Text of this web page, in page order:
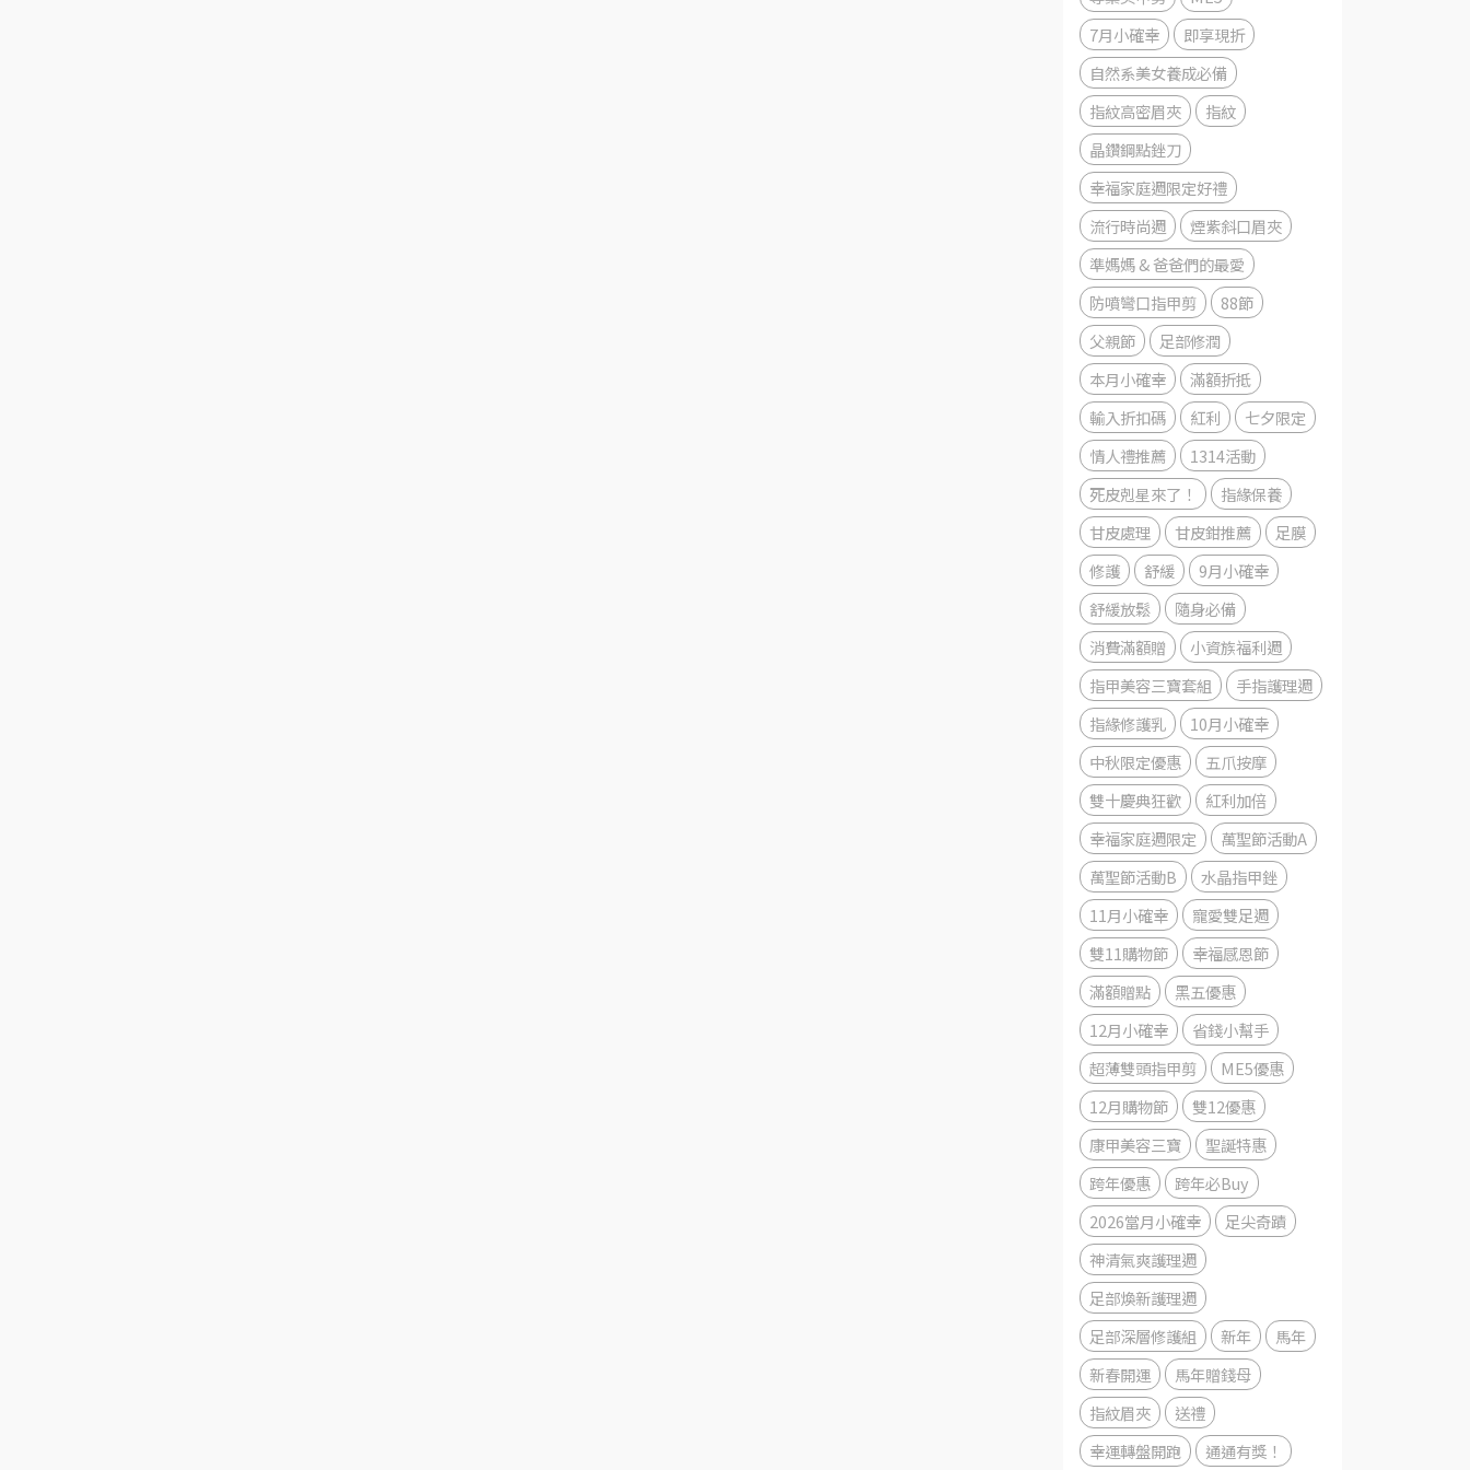
7月小確幸
即享現折
自然系美女養成必備
指紋高密眉夾
指紋
晶鑽鋼點銼刀
幸福家庭週限定好禮
流行時尚週
煙紫斜口眉夾
準媽媽 & 爸爸們的最愛
防噴彎口指甲剪
88節
父親節
足部修潤
本月小確幸
滿額折抵
輸入折扣碼
紅利
七夕限定
情人禮推薦
1314活動
死皮剋星來了！
指緣保養
甘皮處理
甘皮鉗推薦
足膜
修護
舒緩
9月小確幸
舒緩放鬆
隨身必備
消費滿額贈
小資族福利週
指甲美容三寶套組
手指護理週
指緣修護乳
10月小確幸
中秋限定優惠
五爪按摩
雙十慶典狂歡
紅利加倍
幸福家庭週限定
萬聖節活動A
萬聖節活動B
水晶指甲銼
11月小確幸
寵愛雙足週
雙11購物節
幸福感恩節
滿額贈點
黑五優惠
12月小確幸
省錢小幫手
超薄雙頭指甲剪
ME5優惠
12月購物節
雙12優惠
康甲美容三寶
聖誕特惠
跨年優惠
跨年必Buy
2026當月小確幸
足尖奇蹟
神清氣爽護理週
足部煥新護理週
足部深層修護組
新年
馬年
新春開運
馬年贈錢母
指紋眉夾
送禮
幸運轉盤開跑
通通有獎！